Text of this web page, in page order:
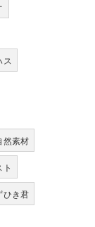
ス
然素材
ひき君